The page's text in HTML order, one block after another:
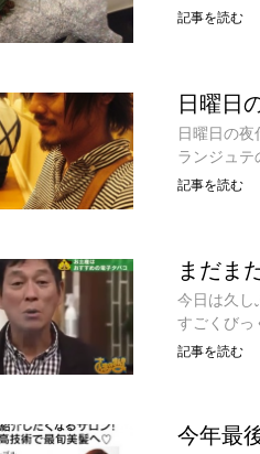
記事を読む
日曜日
日曜日の
ランジュ
記事を読む
まだま
今日は久し
すごくびっ
記事を読む
今年最